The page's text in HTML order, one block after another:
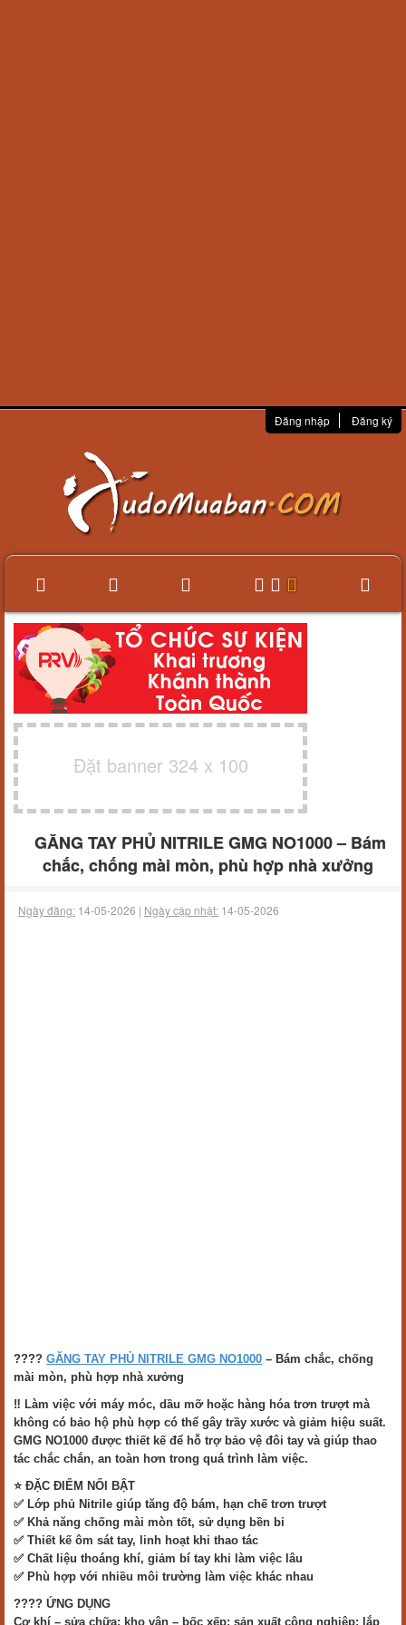
Đăng nhập Đăng ký
Đặt banner 324 x 100
GĂNG TAY PHỦ NITRILE GMG NO1000 – Bám
chắc, chống mài mòn, phù hợp nhà xưởng
Ngày đăng: 14-05-2026 | Ngày cập nhật: 14-05-2026
???? GĂNG TAY PHỦ NITRILE GMG NO1000 – Bám chắc, chống
mài mòn, phù hợp nhà xưởng
‼️ Làm việc với máy móc, dầu mỡ hoặc hàng hóa trơn trượt mà
không có bảo hộ phù hợp có thể gây trầy xước và giảm hiệu suất.
GMG NO1000 được thiết kế để hỗ trợ bảo vệ đôi tay và giúp thao
tác chắc chắn, an toàn hơn trong quá trình làm việc.
⭐ ĐẶC ĐIỂM NỔI BẬT
✅ Lớp phủ Nitrile giúp tăng độ bám, hạn chế trơn trượt
✅ Khả năng chống mài mòn tốt, sử dụng bền bỉ
✅ Thiết kế ôm sát tay, linh hoạt khi thao tác
✅ Chất liệu thoáng khí, giảm bí tay khi làm việc lâu
✅ Phù hợp với nhiều môi trường làm việc khác nhau
???? ỨNG DỤNG
Cơ khí – sửa chữa; kho vận – bốc xếp; sản xuất công nghiệp; lắp